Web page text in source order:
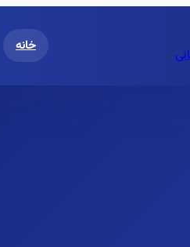
خانه